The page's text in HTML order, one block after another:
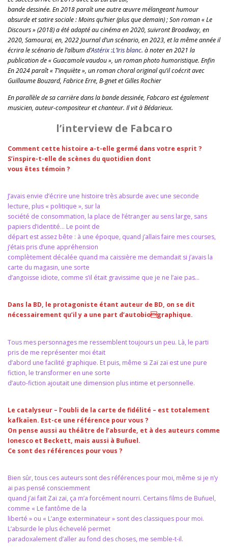
bande dessinée. En 2018 paraît une autre œuvre mélangeant humour
absurde et satire sociale : Moins qu’hier (plus que demain) ; Son roman « Le
Discours » (2018) a été adapté au cinéma en 2020, suivront Broadway, en
2020, Samouraï, en, 2022 Journal d’un scénario, en 2023, et la même année il
écrira le scénario de l’album d’Astérix:L’Iris blanc. à noter en 2021 la
publication de « Guacamole vaudou », un roman photo humoristique. Enfin
En 2024 paraît « T’inquiète », un roman choral original qu’il coécrit avec
Guillaume Bouzard, Fabrice Erre, B-gnet et Gilles Rochier
En parallèle de sa carrière dans la bande dessinée, Fabcaro est également
musicien, auteur-compositeur et chanteur. Il vit à Bédarieux.
l’interview de Fabcaro
Comment cette histoire a-t-elle germé dans votre esprit ?
S’inspire-t-elle de scènes du quotidien dont
vous êtes témoin ?
J’avais envie d’écrire une histoire très absurde avec une seconde
lecture, plus « politique », sur la
société de consommation, la place de l’étranger au sens large, sans
papiers d’identité… Le point de
départ est assez bête : à une époque, quand j’allais faire mes courses,
j’étais pris d’une appréhension
complètement décalée quand ma caissière me demandait si j’avais la
carte du magasin, une sorte
d’angoisse idiote, comme s’il était gravissime que je ne l’aie pas…
Dans la BD, le protagoniste étant auteur de BD, on se dit
nécessairement qu’il y a une part d’autobiographique.
Tous mes personnages me ressemblent toujours un peu. Là, le parti
pris de me représenter moi était
d’abord une facilité graphique. Et puis, même si Zaï zaï est une pure
fiction, le transformer en une sorte
d’auto-fiction ajoutait une dimension plus intime et personnelle.
Le catalyseur – l’oubli de la carte de fidélité – est totalement
kafkaïen. Est-ce une référence pour vous ?
On pense aussi au théâtre de l’absurde, et à des auteurs comme
Ionesco et Beckett, mais aussi à Buñuel.
Ce sont des références pour vous ?
Bien sûr, tous ces auteurs sont des références pour moi, même si je n’y
ai pas pensé consciemment
quand j’ai fait Zaï zaï, ça m’a forcément nourri. Certains films de Buñuel,
comme « Le fantôme de la
liberté » ou « L’ange exterminateur » sont des classiques pour moi.
L’absurde le plus échevelé permet
paradoxalement d’aller au fond des choses, me semble-t-il.